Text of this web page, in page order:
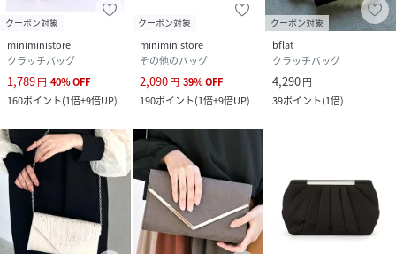
クーポン対象
miniministore
クラッチバッグ
1,789円 40%OFF
160ポイント(1倍+9倍UP)
クーポン対象
miniministore
その他のバッグ
2,090円 39%OFF
190ポイント(1倍+9倍UP)
クーポン対象
bflat
クラッチバッグ
4,290円
39ポイント(1倍)